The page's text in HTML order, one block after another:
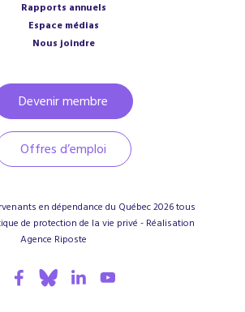
Rapports annuels
Espace médias
Nous joindre
Devenir membre
Offres d’emploi
en dépendance du Québec2026tous
de protection de la vie privé - Réalisation
Agence Riposte